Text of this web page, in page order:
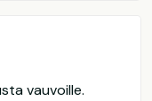
vauvoille.